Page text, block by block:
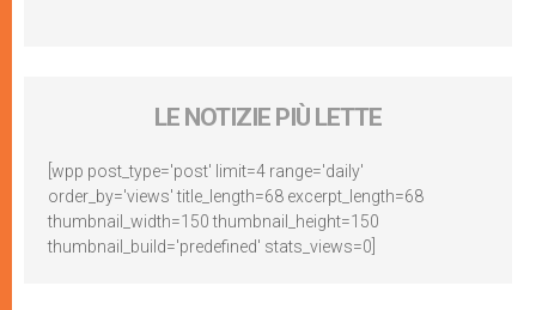
LE NOTIZIE PIÙ LETTE
[wpp post_type='post' limit=4 range='daily'
order_by='views' title_length=68 excerpt_length=68
thumbnail_width=150 thumbnail_height=150
thumbnail_build='predefined' stats_views=0]